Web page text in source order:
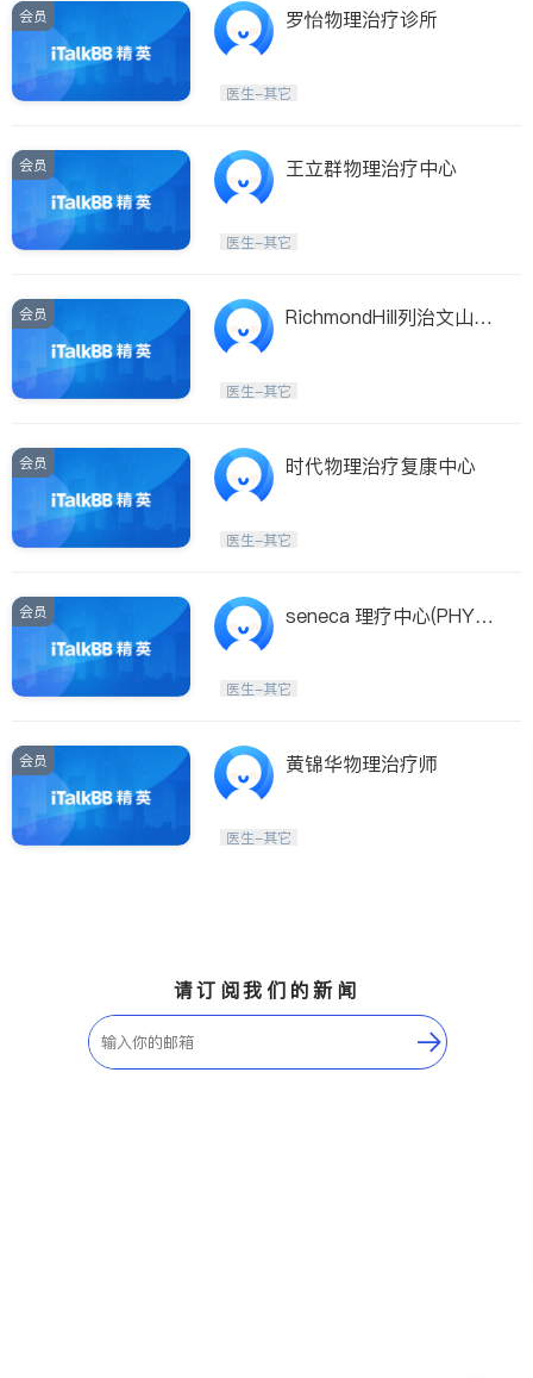
Oshawa
Niagara Falls
Pickering
Concord
Port Perry
King
会员 罗怡物理治疗诊所
医生-其它
会员 王立群物理治疗中心
医生-其它
会员
RichmondHill列治文山绿
医生-其它
会员 时代物理治疗复康中心
医生-其它
会员
seneca 理疗中心(PHYSI
医生-其它
会员 黄锦华物理治疗师
医生-其它
请订阅我们的新闻